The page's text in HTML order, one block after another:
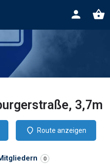
3,7m
Route anzeigen
0